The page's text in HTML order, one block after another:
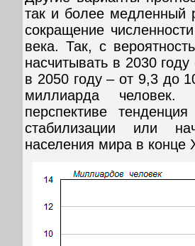
так и более медленный
сокращение
века. Так, с
насчитывать в 2030
в 2050 году – от 9,3 до
миллиарда
перспективе
стабилизации или
населения мира в конце